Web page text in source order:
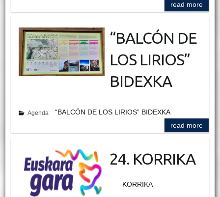
read more
“BALCÓN DE
LOS LIRIOS”
BIDEXKA
Agenda
“BALCÓN DE LOS LIRIOS” BIDEXKA
read more
24. KORRIKA
KORRIKA